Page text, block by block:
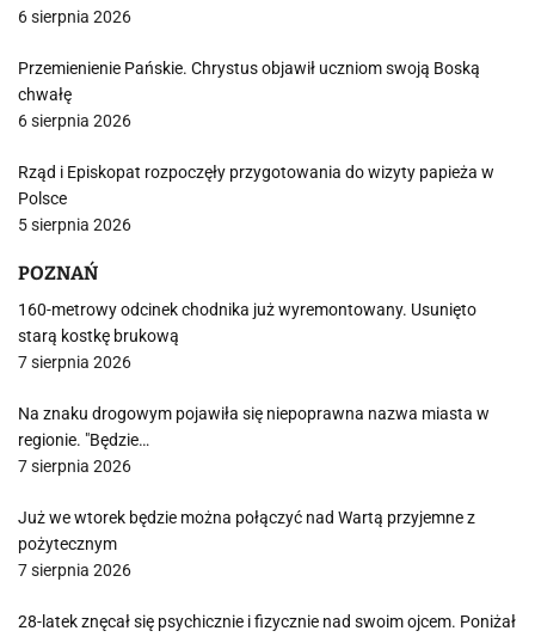
6 sierpnia 2026
Przemienienie Pańskie. Chrystus objawił uczniom swoją Boską
chwałę
6 sierpnia 2026
Rząd i Episkopat rozpoczęły przygotowania do wizyty papieża w
Polsce
5 sierpnia 2026
POZNAŃ
160-metrowy odcinek chodnika już wyremontowany. Usunięto
starą kostkę brukową
7 sierpnia 2026
Na znaku drogowym pojawiła się niepoprawna nazwa miasta w
regionie. "Będzie…
7 sierpnia 2026
Już we wtorek będzie można połączyć nad Wartą przyjemne z
pożytecznym
7 sierpnia 2026
28-latek znęcał się psychicznie i fizycznie nad swoim ojcem. Poniżał